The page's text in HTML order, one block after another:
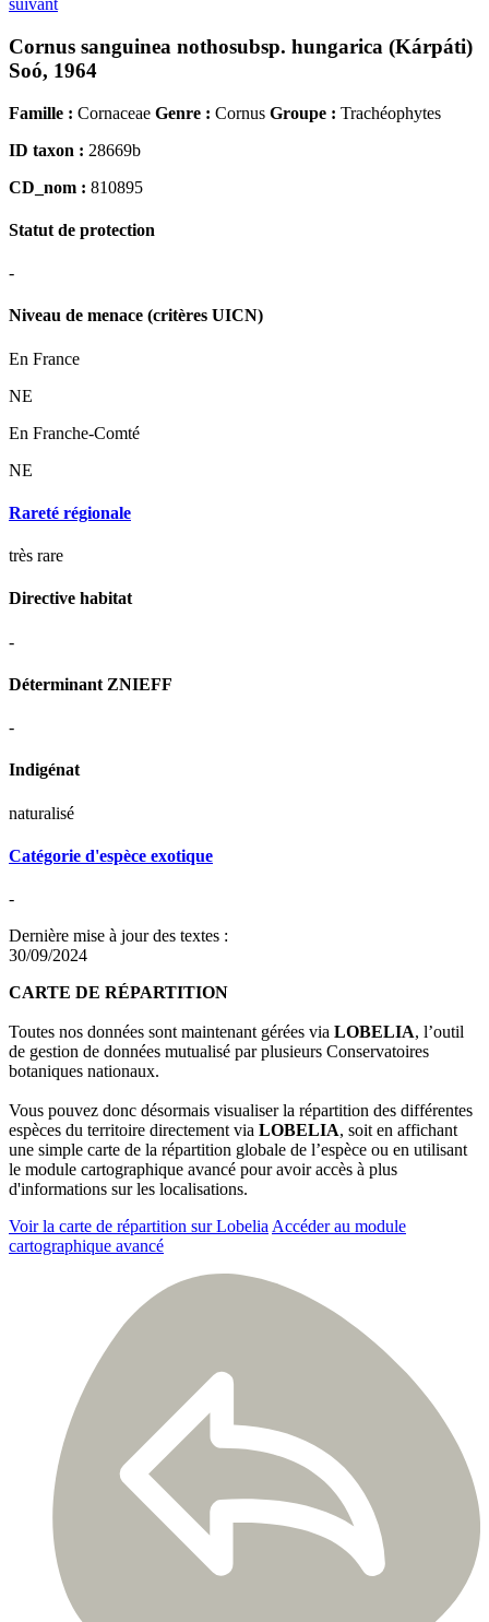
suivant
Cornus sanguinea nothosubsp. hungarica (Kárpáti)
Soó, 1964
Famille : Cornaceae Genre : Cornus Groupe : Trachéophytes
ID taxon : 28669b
CD_nom : 810895
Statut de protection
-
Niveau de menace (critères UICN)
En France
NE
En Franche-Comté
NE
Rareté régionale
très rare
Directive habitat
-
Déterminant ZNIEFF
-
Indigénat
naturalisé
Catégorie d'espèce exotique
-
Dernière mise à jour des textes :
30/09/2024
CARTE DE RÉPARTITION
Toutes nos données sont maintenant gérées via LOBELIA, l’outil
de gestion de données mutualisé par plusieurs Conservatoires
botaniques nationaux.
Vous pouvez donc désormais visualiser la répartition des différentes
espèces du territoire directement via LOBELIA, soit en affichant
une simple carte de la répartition globale de l’espèce ou en utilisant
le module cartographique avancé pour avoir accès à plus
d'informations sur les localisations.
Voir la carte de répartition sur Lobelia Accéder au module
cartographique avancé